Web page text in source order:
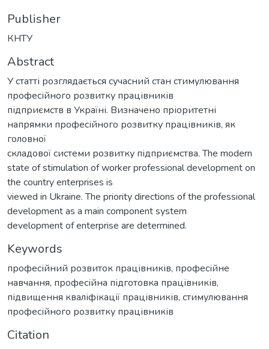
Publisher
КНТУ
Abstract
У статті розглядається сучасний стан стимулювання
професійного розвитку працівників
підприємств в Україні. Визначено пріоритетні
напрямки професійного розвитку працівників, як
головної
складової системи розвитку підприємства. The modern
state of stimulation of worker professional development on
the country enterprises is
viewed in Ukraine. The priority directions of the professional
development as a main component system
development of enterprise are determined.
Keywords
професійний розвиток працівників, професійне
навчання, професійна підготовка працівників,
підвищення кваліфікації працівників, стимулювання
професійного розвитку працівників
Citation